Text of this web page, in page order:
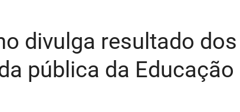
divulga resultado dos
pública da Educação